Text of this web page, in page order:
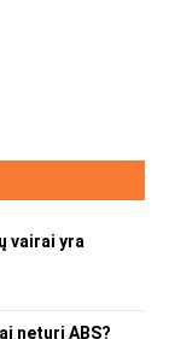
vairai yra
neturi ABS?